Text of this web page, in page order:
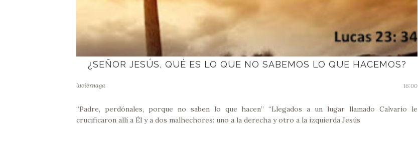
¿SEÑOR JESÚS, QUÉ ES LO QUE NO SABEMOS LO QUE HACEMOS?
luciérnaga 16:00
“Padre, perdónales, porque no saben lo que hacen” “Llegados a un lugar llamado Calvario le
crucificaron allí a Él y a dos malhechores: uno a la derecha y otro a la izquierda Jesús